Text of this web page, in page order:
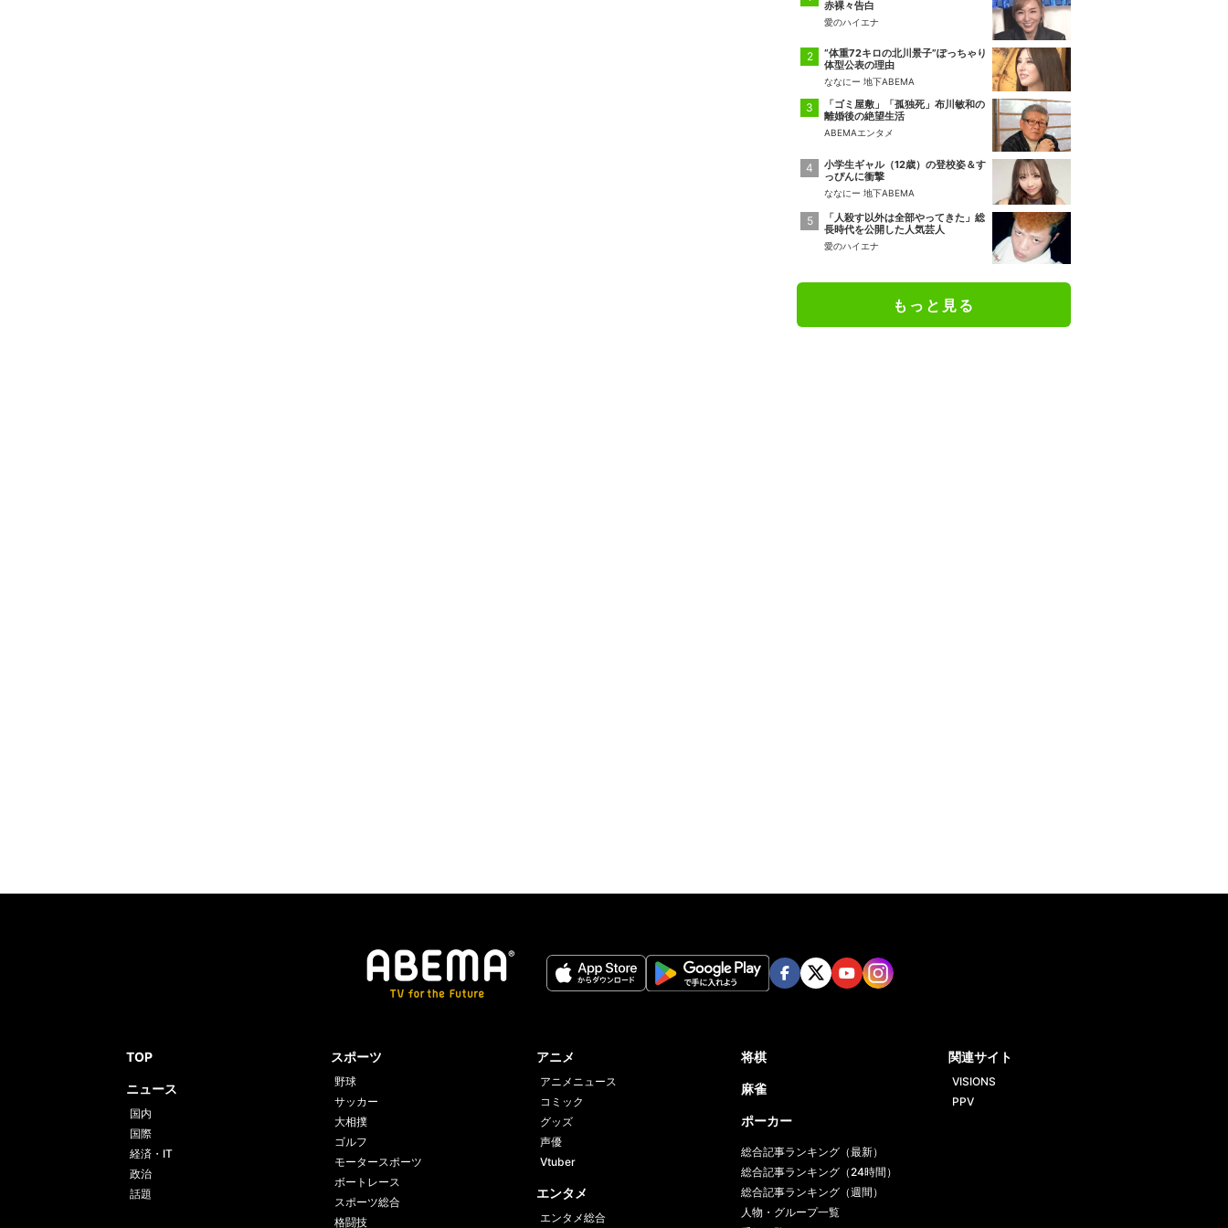
赤裸々告白
愛のハイエナ
“体重72キロの北川景子”ぽっちゃり
体型公表の理由
ななにー 地下ABEMA
「ゴミ屋敷」「孤独死」布川敏和の
離婚後の絶望生活
ABEMAエンタメ
小学生ギャル（12歳）の登校姿＆す
っぴんに衝撃
ななにー 地下ABEMA
「人殺す以外は全部やってきた」総
長時代を公開した人気芸人
愛のハイエナ
もっと見る
TOP
ニュース
国内
国際
経済・IT
政治
話題
スポーツ
野球
サッカー
大相撲
ゴルフ
モータースポーツ
ボートレース
スポーツ総合
格闘技
アニメ
アニメニュース
コミック
グッズ
声優
Vtuber
エンタメ
エンタメ総合
将棋
麻雀
ポーカー
総合記事ランキング（最新）
総合記事ランキング（24時間）
総合記事ランキング（週間）
人物・グループ一覧
関連サイト
VISIONS
PPV